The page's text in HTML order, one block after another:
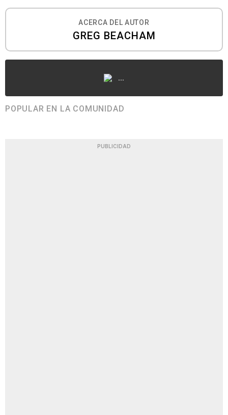
ACERCA DEL AUTOR
GREG BEACHAM
...
POPULAR EN LA COMUNIDAD
PUBLICIDAD